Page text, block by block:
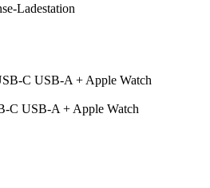
Ladestation
C USB-A + Apple Watch